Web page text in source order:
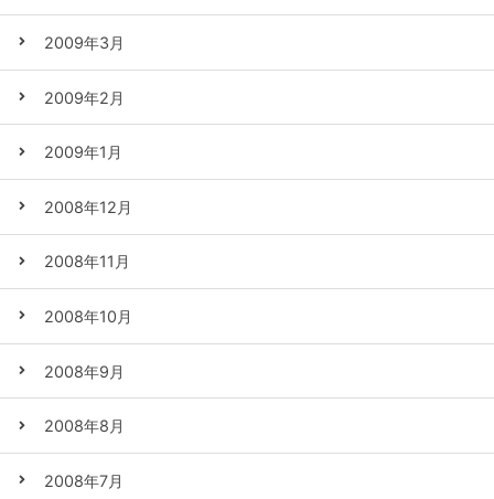
2009年3月
2009年2月
2009年1月
2008年12月
2008年11月
2008年10月
2008年9月
2008年8月
2008年7月